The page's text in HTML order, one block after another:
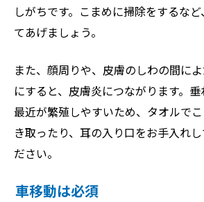
しがちです。こまめに掃除をするな
てあげましょう。
また、顔周りや、皮膚のしわの間に
にすると、皮膚炎につながります。
最近が繁殖しやすいため、タオルで
き取ったり、耳の入り口をお手入れ
ださい。
車移動は必須